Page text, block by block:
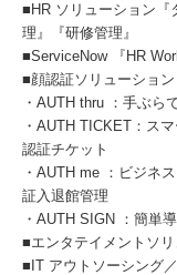
■HR ソリューション『
理』『研修管理』
■ServiceNow 『HR
■顔認証ソリューショ
・AUTH thru ：手ぶら
・AUTH TICKET：ス
認証チケット
・AUTH me ：ビジネ
証入退館管理
・AUTH SIGN ：簡単
■エンタテイメントソ
■IT アウトソーシング